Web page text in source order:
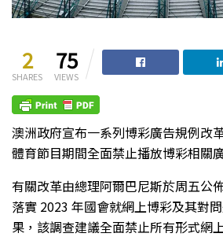
2
SHARES
75
VIEWS
澳洲政府宣布一系列博彩廣告規例改
體育節目期間全面禁止播放博彩相關
有關改革由總理阿爾巴尼斯於周五公
落實 2023 年國會就網上博彩及其對
果，該調查建議全面禁止所有形式網